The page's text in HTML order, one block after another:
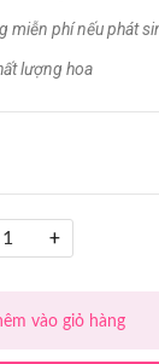
miễn phí nếu phát
lượng hoa
+
vào giỏ hàng